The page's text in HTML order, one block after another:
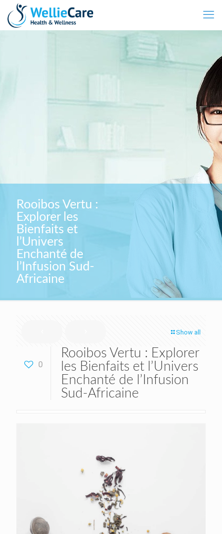
Rooibos Vertu :
Explorer les
Bienfaits et
l’Univers
Enchanté de
l’Infusion Sud-
Africaine
Show all
0
Rooibos Vertu : Explorer
les Bienfaits et l’Univers
Enchanté de l’Infusion
Sud-Africaine